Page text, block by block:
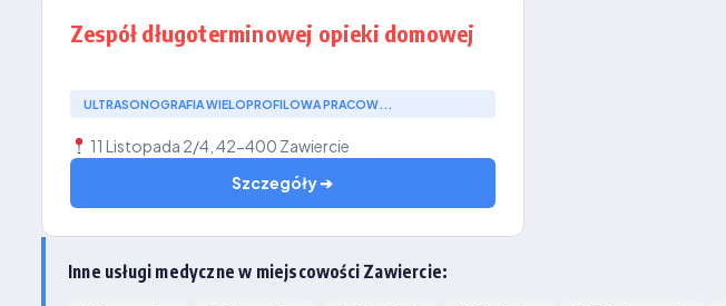
Zespół długoterminowej opieki domowej
ULTRASONOGRAFIA WIELOPROFILOWA PRACOW...
11 Listopada 2/4, 42-400 Zawiercie
Szczegóły ➔
Inne usługi medyczne w miejscowości Zawiercie: